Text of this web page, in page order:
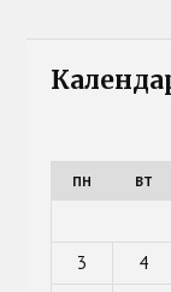
ПН ВТ
3
4